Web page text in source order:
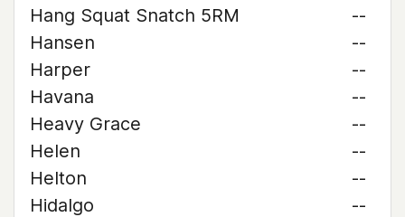
Hang Squat Snatch 5RM
--
Hansen
--
Harper
--
Havana
--
Heavy Grace
--
Helen
--
Helton
--
Hidalgo
--